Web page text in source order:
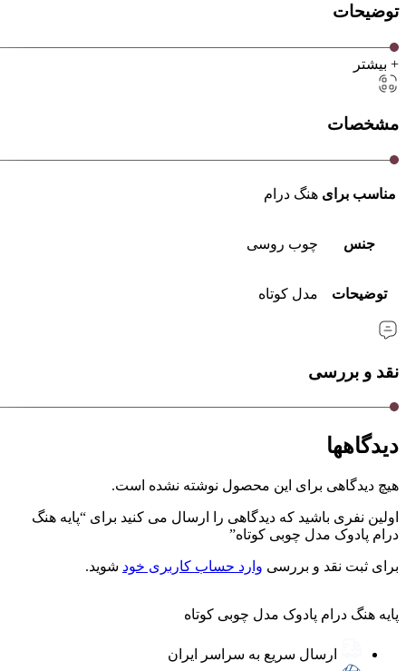
توضیحات
+ بیشتر
مشخصات
مناسب برای هنگ درام
جنس چوب روسی
توضیحات مدل کوتاه
نقد و بررسی
دیدگاهها
هیچ دیدگاهی برای این محصول نوشته نشده است.
اولین نفری باشید که دیدگاهی را ارسال می کنید برای “پایه هنگ
درام پادوک مدل چوبی کوتاه”
برای ثبت نقد و بررسی وارد حساب کاربری خود شوید.
پایه هنگ درام پادوک مدل چوبی کوتاه
ارسال سریع به سراسر ایران